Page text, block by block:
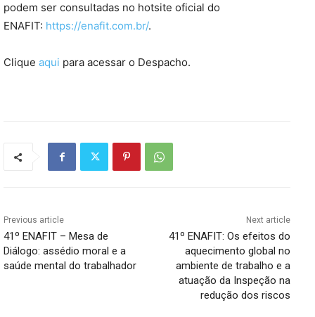
podem ser consultadas no hotsite oficial do
ENAFIT: https://enafit.com.br/.
Clique aqui para acessar o Despacho.
Previous article
41º ENAFIT – Mesa de
Diálogo: assédio moral e a
saúde mental do trabalhador
Next article
41º ENAFIT: Os efeitos do
aquecimento global no
ambiente de trabalho e a
atuação da Inspeção na
redução dos riscos